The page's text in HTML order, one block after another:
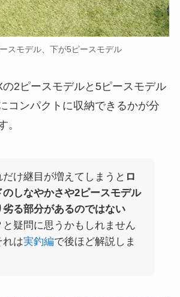
ースモデル、下が5ピースモデル
2ピースモデルと5ピースモデル
コンパクトに収納できるかが分
。
だけ継目が増えてしまうと ロ
のしなやかさや2ピースモデル
劣る部分があるのではない
と疑問に思うかもしれません
れは実釣編で後ほど解説しま